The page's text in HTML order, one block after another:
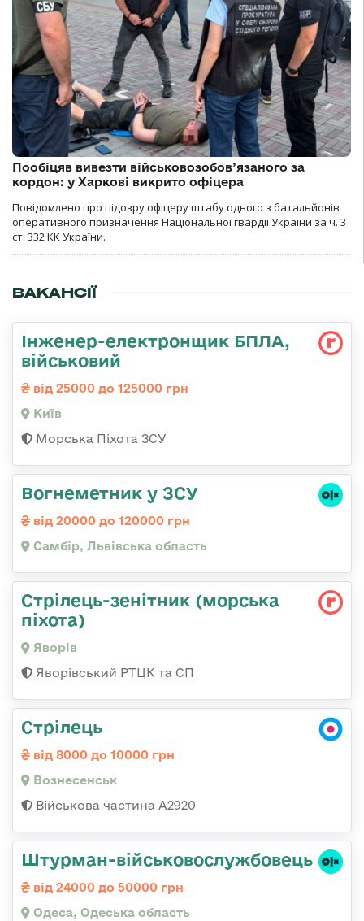
Пообіцяв вивезти військовозобов’язаного за
кордон: у Харкові викрито офіцера
Повідомлено про підозру офіцеру штабу одного з батальйонів
оперативного призначення Національної гвардії України за ч. 3
ст. 332 КК України.
ВАКАНСІЇ
Інженер-електронщик БПЛА,
військовий
від 25000 до 125000 грн
Київ
Морська Піхота ЗСУ
Вогнеметник у ЗСУ
від 20000 до 120000 грн
Самбір, Львівська область
Стрілець-зенітник (морська
піхота)
Яворів
Яворівський РТЦК та СП
Стрілець
від 8000 до 10000 грн
Вознесенськ
Військова частина А2920
Штурман-військовослужбовець
від 24000 до 50000 грн
Одеса, Одеська область